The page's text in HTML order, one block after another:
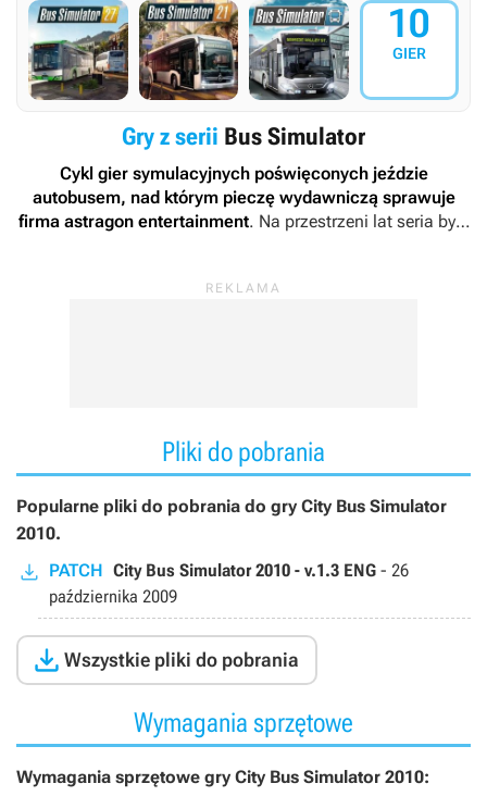
10
GIER
Gry z serii Bus Simulator
Cykl gier symulacyjnych poświęconych jeździe
autobusem, nad którym pieczę wydawniczą sprawuje
firma astragon entertainment. Na przestrzeni lat seria była
studios oraz polskie Simteract.
Pliki do pobrania
Popularne pliki do pobrania do gry City Bus Simulator
2010.
PATCH City Bus Simulator 2010 - v.1.3 ENG - 26
października 2009
 Wszystkie pliki do pobrania
Wymagania sprzętowe
Wymagania sprzętowe gry City Bus Simulator 2010: